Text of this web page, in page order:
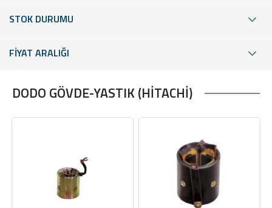
STOK DURUMU
FİYAT ARALIĞI
DODO GÖVDE-YASTIK (HİTACHİ)